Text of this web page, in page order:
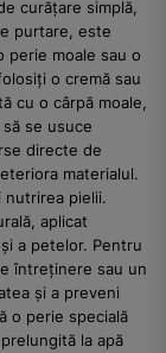
curățare simplă,
purtare, este
perie moale sau o
o cremă sau
cu o cârpă moale,
se usuce
directe de
materialul.
nutrirea pielii.
aplicat
a petelor. Pentru
întreținere sau un
și a preveni
o perie specială
la apă